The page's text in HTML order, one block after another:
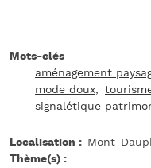
Mots-clés
aménagement
mode doux
signalétique
Localisation
Mont-
Thème(s)